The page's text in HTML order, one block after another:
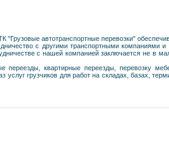
автотранспортные перевозки"
с другими транспортными компаниями
с нашей компанией заключается не в
квартирные переезды, перевозку
грузчиков для работ на складах, базах,